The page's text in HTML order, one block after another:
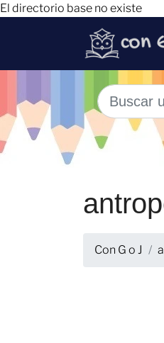
El directorio base no existe
Con G o J